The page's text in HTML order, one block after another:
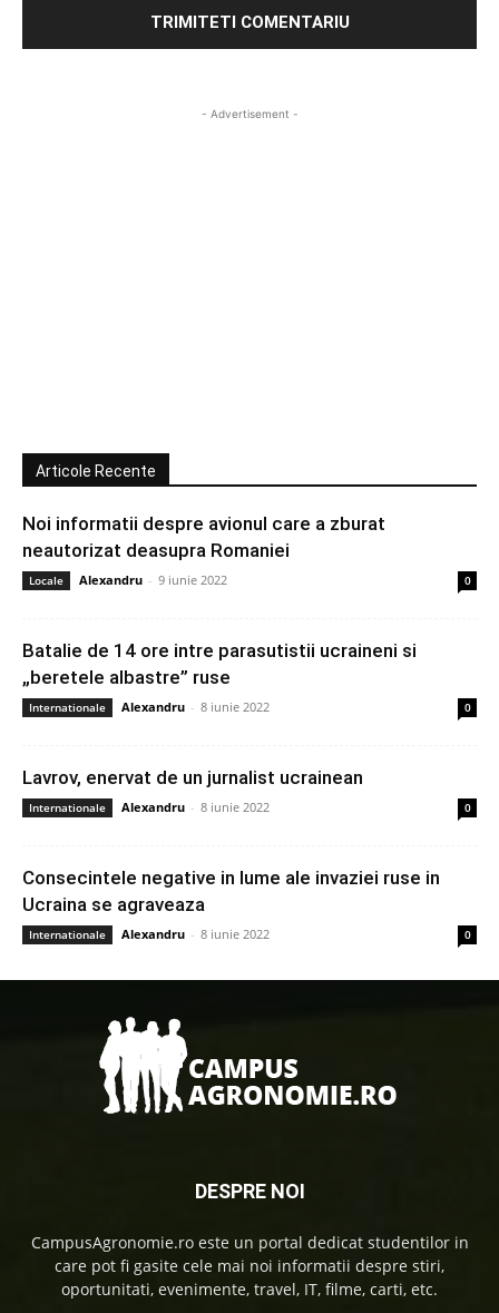
- Advertisement -
Articole Recente
Noi informatii despre avionul care a zburat
neautorizat deasupra Romaniei
Locale Alexandru - 9 iunie 2022 0
Batalie de 14 ore intre parasutistii ucraineni si
„beretele albastre” ruse
Internationale Alexandru - 8 iunie 2022 0
Lavrov, enervat de un jurnalist ucrainean
Internationale Alexandru - 8 iunie 2022 0
Consecintele negative in lume ale invaziei ruse in
Ucraina se agraveaza
Internationale Alexandru - 8 iunie 2022 0
DESPRE NOI
CampusAgronomie.ro este un portal dedicat studentilor in
care pot fi gasite cele mai noi informatii despre stiri,
oportunitati, evenimente, travel, IT, filme, carti, etc.